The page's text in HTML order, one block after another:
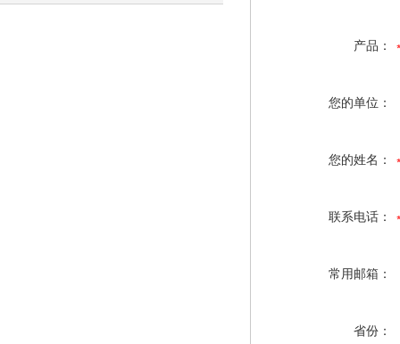
产品：
您的单位：
您的姓名：
联系电话：
常用邮箱：
省份：